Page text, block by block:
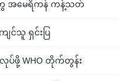
အမေရိကန် ကန့်သတ်
ျင်သူ ရှင်းပြ
ဖို့ WHO တိုက်တွန်း